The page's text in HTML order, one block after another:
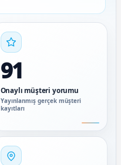
91
Onaylı müşteri yorumu
Yayınlanmış gerçek müşteri
kayıtları